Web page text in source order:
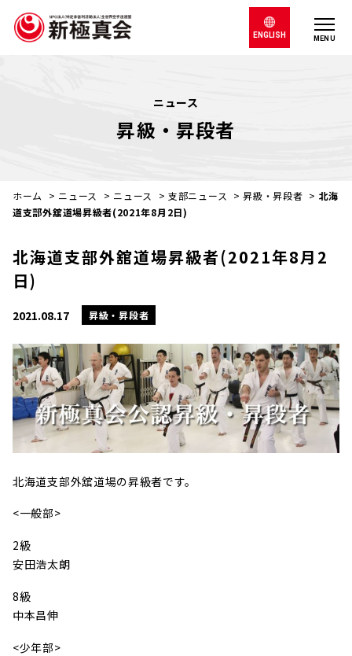
MENU
ENGLISH
ニュース
昇級・昇段者
ホーム > ニュース > ニュース >支部ニュース >昇級・昇段者 > 北海
道支部外舘道場昇級者(2021年8月2日)
北海道支部外舘道場昇級者(2021年8月2
日)
2021.08.17 昇級・昇段者
北海道支部外舘道場の昇級者です。
<一般部>
2級
安田浩太朗
8級
中本昌伸
<少年部>